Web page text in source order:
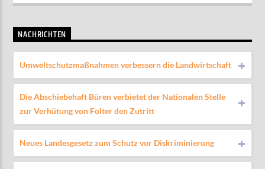
NACHRICHTEN
Umweltschutzmaßnahmen verbessern die Landwirtschaft
Die Abschiebehaft Büren verbietet der Nationalen Stelle
zur Verhütung von Folter den Zutritt
Neues Landesgesetz zum Schutz vor Diskriminierung